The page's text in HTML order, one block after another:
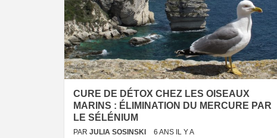
CURE DE DÉTOX CHEZ LES OISEAUX
MARINS : ÉLIMINATION DU MERCURE PAR
LE SÉLÉNIUM
PAR JULIA SOSINSKI 6 ANS IL Y A